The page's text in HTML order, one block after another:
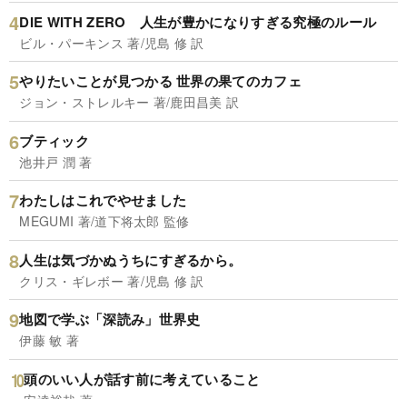
DIE WITH ZERO 人生が豊かになりすぎる究極のルール
ビル・パーキンス 著/児島 修 訳
やりたいことが見つかる 世界の果てのカフェ
ジョン・ストレルキー 著/鹿田昌美 訳
ブティック
池井戸 潤 著
わたしはこれでやせました
MEGUMI 著/道下将太郎 監修
人生は気づかぬうちにすぎるから。
クリス・ギレボー 著/児島 修 訳
地図で学ぶ「深読み」世界史
伊藤 敏 著
頭のいい人が話す前に考えていること